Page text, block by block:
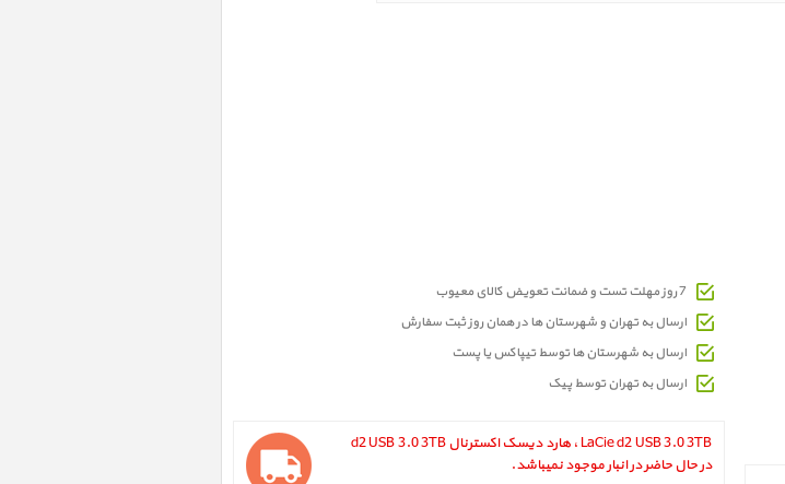
7 روز مهلت تست و ضمانت تعویض کالای معیوب
ارسال به تهران و شهرستان ها در همان روز ثبت سفارش
ارسال به شهرستان ها توسط تیپاکس یا پست
ارسال به تهران توسط پیک
LaCie d2 USB 3.0 3TB ، هارد دیسک اکسترنال d2 USB 3.0 3TB
در حال حاضر در انبار موجود نمیباشد.